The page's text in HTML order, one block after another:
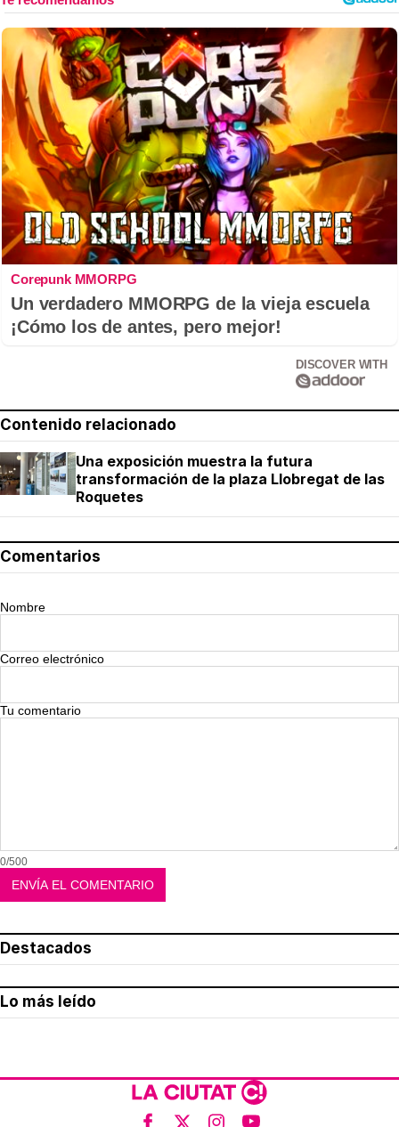
Corepunk MMORPG
Un verdadero MMORPG de la vieja escuela
¡Cómo los de antes, pero mejor!
DISCOVER WITH
Contenido relacionado
Una exposición muestra la futura
transformación de la plaza Llobregat de las
Roquetes
Comentarios
Nombre
Correo electrónico
Tu comentario
0/500
Destacados
Lo más leído